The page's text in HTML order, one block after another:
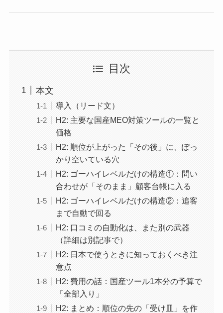
目次
本文
導入（リード文）
H2: 主要な国産MEO対策ツールの一覧と
価格
H2: 順位が上がった「その後」に、ぽっ
かり空いている穴
H2: ゴーハイレベルだけの構造①：問い
合わせが「そのまま」顧客台帳に入る
H2: ゴーハイレベルだけの構造②：追客
まで自動で回る
H2: 口コミの自動化は、また別の武器
（詳細は別記事で）
H2: 日本で使うときに知っておくべき注
意点
H2: 費用の話：国産ツール1本分の予算で
「全部入り」
H2: まとめ：順位の先の「受け皿」を作